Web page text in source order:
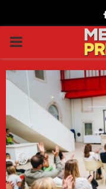
PRIMARY
MENU